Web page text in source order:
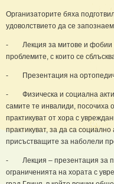
Организаторите бяха
удоволствието да се
- Лекция за митове и фобии
проблемите, с които се
- Презентация на
- Физическа и социална
самите те инвалиди, посочиха
практикуват от хора с
практикуват, за да са
присъстващите за наболели
- Лекция – презентация за
ограниченията на хората с